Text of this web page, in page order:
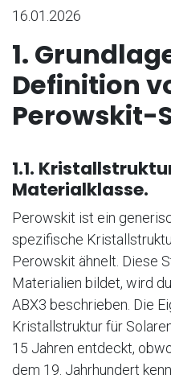
16.01.2026
1.
Definition
Perowskit-
1.1.
Materialklasse.
Perowskit ist ein
spezifische
Perowskit ähnelt. Diese
Materialien bildet, wird
ABX3 beschrieben. Die
Kristallstruktur für
15 Jahren entdeckt,
dem 19. Jahrhundert